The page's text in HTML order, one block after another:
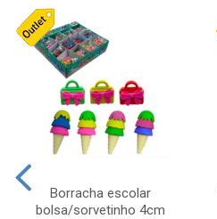
Borracha escolar
bolsa/sorvetinho 4cm